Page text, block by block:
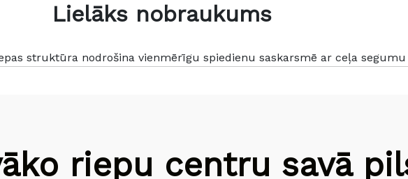
Lielāks nobraukums
struktūra nodrošina vienmērīgu spiedienu saskarsmē ar ceļa
riepu centru savā